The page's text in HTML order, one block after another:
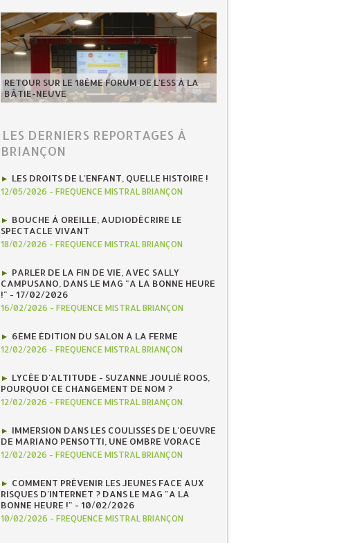
RETOUR SUR LE 18ÈME FORUM DE L'ESS À LA
BÂTIE-NEUVE
LES DERNIERS REPORTAGES À
BRIANÇON
LES DROITS DE L'ENFANT, QUELLE HISTOIRE !
12/05/2026 - FREQUENCE MISTRAL BRIANÇON
BOUCHE À OREILLE, AUDIODÉCRIRE LE
SPECTACLE VIVANT
18/02/2026 - FREQUENCE MISTRAL BRIANÇON
PARLER DE LA FIN DE VIE, AVEC SALLY
CAMPUSANO, DANS LE MAG "A LA BONNE HEURE
!" - 17/02/2026
16/02/2026 - FREQUENCE MISTRAL BRIANÇON
6ÈME ÉDITION DU SALON À LA FERME
12/02/2026 - FREQUENCE MISTRAL BRIANÇON
LYCÉE D'ALTITUDE - SUZANNE JOULIÉ ROOS,
POURQUOI CE CHANGEMENT DE NOM ?
12/02/2026 - FREQUENCE MISTRAL BRIANÇON
IMMERSION DANS LES COULISSES DE L'OEUVRE
DE MARIANO PENSOTTI, UNE OMBRE VORACE
12/02/2026 - FREQUENCE MISTRAL BRIANÇON
COMMENT PRÉVENIR LES JEUNES FACE AUX
RISQUES D'INTERNET ? DANS LE MAG "A LA
BONNE HEURE !" - 10/02/2026
10/02/2026 - FREQUENCE MISTRAL BRIANÇON